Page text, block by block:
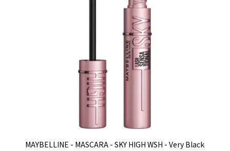
MAYBELLINE - MASCARA - SKY HIGH WSH - Very Black